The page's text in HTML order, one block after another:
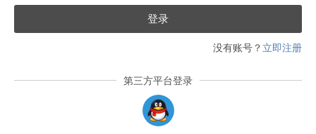
登录
没有账号？ 立即注册
第三方平台登录